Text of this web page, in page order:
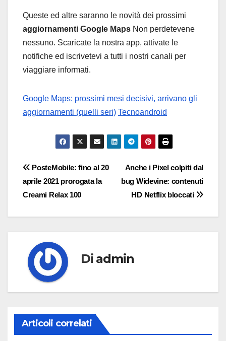
Queste ed altre saranno le novità dei prossimi
aggiornamenti Google Maps Non perdetevene
nessuno. Scaricate la nostra app, attivate le
notifiche ed iscrivetevi a tutti i nostri canali per
viaggiare informati.
Google Maps: prossimi mesi decisivi, arrivano gli
aggiornamenti (quelli seri) Tecnoandroid
Navigazione
articoli
Anche i Pixel colpiti dal
bug Widevine: contenuti
HD Netflix bloccati
PosteMobile: fino al 20
aprile 2021 prorogata la
Creami Relax 100
Di admin
Articoli correlati